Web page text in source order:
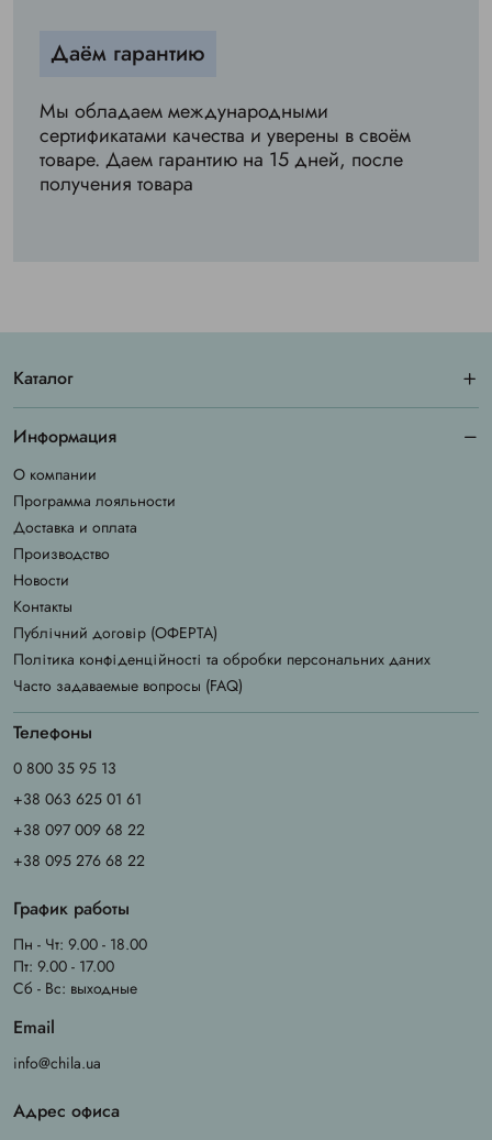
Даём гарантию
Мы обладаем международными
сертификатами качества и уверены в своём
товаре. Даем гарантию на 15 дней, после
получения товара
Каталог
Информация
О компании
Программа лояльности
Доставка и оплата
Производство
Новости
Контакты
Публічний договір (ОФЕРТА)
Політика конфіденційності та обробки персональних даних
Часто задаваемые вопросы (FAQ)
Телефоны
0 800 35 95 13
+38 063 625 01 61
+38 097 009 68 22
+38 095 276 68 22
График работы
Пн - Чт: 9.00 - 18.00
Пт: 9.00 - 17.00
Сб - Вс: выходные
Email
info@chila.ua
Адрес офиса